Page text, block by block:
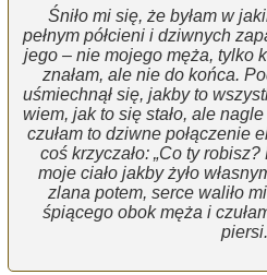
Śniło mi się, że byłam w
pełnym półcieni i dziwnych
jego – nie mojego męża, tylko
znałam, ale nie do końca.
uśmiechnął się, jakby to
wiem, jak to się stało, ale
czułam to dziwne połączenie
coś krzyczało: „Co ty
moje ciało jakby żyło
zlana potem, serce waliło
śpiącego obok męża i
piersi.